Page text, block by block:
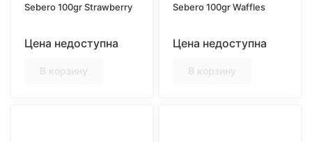
Sebero 100gr Strawberry
Цена недоступна
В корзину
Sebero 100gr Waffles
Цена недоступна
В корзину